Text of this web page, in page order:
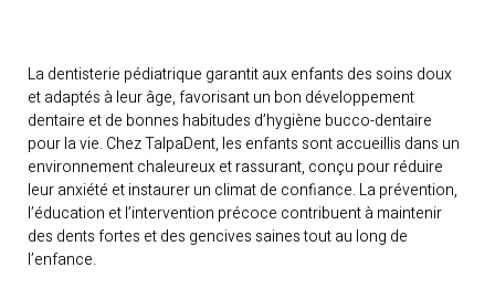
La dentisterie pédiatrique garantit aux enfants des soins doux
et adaptés à leur âge, favorisant un bon développement
dentaire et de bonnes habitudes d’hygiène bucco-dentaire
pour la vie. Chez TalpaDent, les enfants sont accueillis dans un
environnement chaleureux et rassurant, conçu pour réduire
leur anxiété et instaurer un climat de confiance. La prévention,
l’éducation et l’intervention précoce contribuent à maintenir
des dents fortes et des gencives saines tout au long de
l’enfance.